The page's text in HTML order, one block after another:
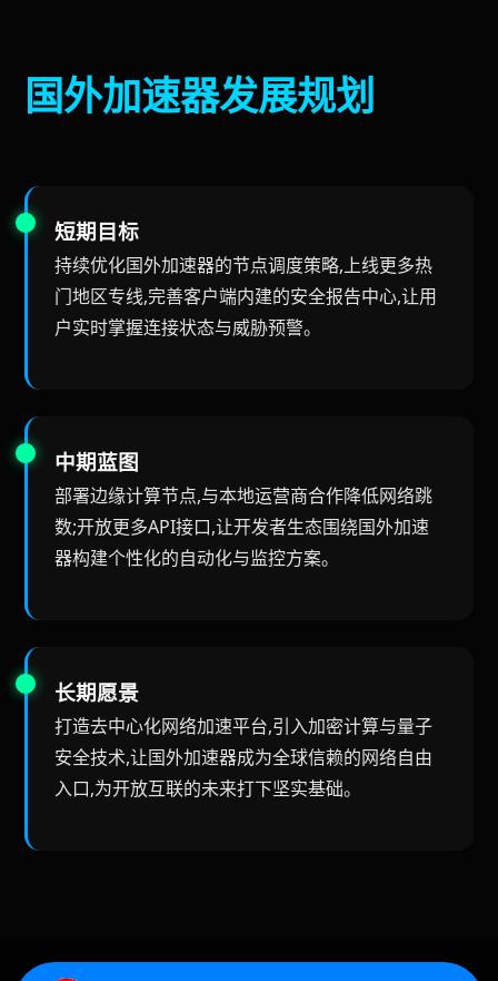
国外加速器发展规划
短期目标
持续优化国外加速器的节点调度策略,上线更多热
门地区专线,完善客户端内建的安全报告中心,让用
户实时掌握连接状态与威胁预警。
中期蓝图
部署边缘计算节点,与本地运营商合作降低网络跳
数;开放更多API接口,让开发者生态围绕国外加速
器构建个性化的自动化与监控方案。
长期愿景
打造去中心化网络加速平台,引入加密计算与量子
安全技术,让国外加速器成为全球信赖的网络自由
入口,为开放互联的未来打下坚实基础。